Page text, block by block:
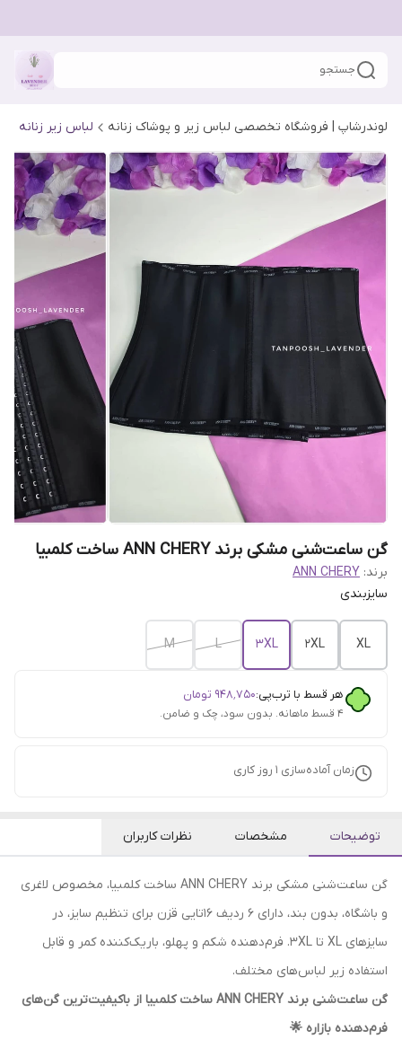
جستجو
لوندرشاپ | فروشگاه تخصصی لباس زیر و پوشاک زنانه لباس زیر زنانه
گن ساعت‌شنی مشکی برند ANN CHERY ساخت کلمبیا
برند: ANN CHERY
سایزبندی
XL
2XL
3XL
L
M
هر قسط با ترب‌پی:۹۴۸٬۷۵۰ تومان
۴ قسط ماهانه. بدون سود، چک و ضامن.
زمان آماده‌سازی 1 روز کاری
توضیحات مشخصات نظرات کاربران
گن ساعت‌شنی مشکی برند ANN CHERY ساخت کلمبیا، مخصوص لاغری
و باشگاه، بدون بند، دارای ۶ ردیف ۱۶تایی قزن برای تنظیم سایز، در
سایزهای XL تا 3XL. فرم‌دهنده شکم و پهلو، باریک‌کننده کمر و قابل
استفاده زیر لباس‌های مختلف.
گن ساعت‌شنی برند ANN CHERY ساخت کلمبیا از باکیفیت‌ترین گن‌های
فرم‌دهنده بازاره 🌟